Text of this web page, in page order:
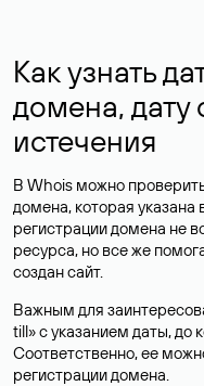
Как узнать
домена, дату
истечения
В Whois можно
домена, которая указана
регистрации домена не
ресурса, но все же
создан сайт.
Важным для
till» с указанием даты, до
Соответственно, ее
регистрации домена.